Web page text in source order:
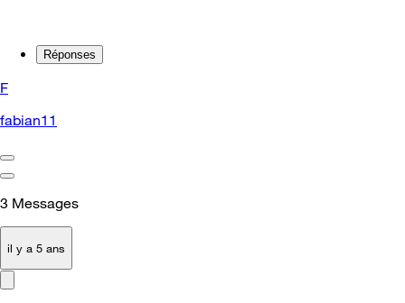
Réponses
F
fabian11
3 Messages
il y a 5 ans